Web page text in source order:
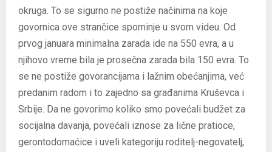
okruga. To se sigurno ne postiže načinima na koje
govornica ove strančice spominje u svom videu. Od
prvog januara minimalna zarada ide na 550 evra, a u
njihovo vreme bila je prosečna zarada bila 150 evra. To
se ne postiže govorancijama i lažnim obećanjima, već
predanim radom i to zajedno sa građanima Kruševca i
Srbije. Da ne govorimo koliko smo povećali budžet za
socijalna davanja, povećali iznose za lične pratioce,
gerontodomaćice i uveli kategoriju roditelj-negovatelj,